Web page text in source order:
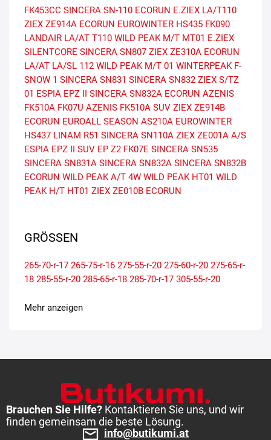
FK453CC SINCERA SN-110 ECORUN E.ZIEX LA/T110
ZIEX ZE914A ECORUN EUROWINTER HS435 FK090
LANDAIR LA/AT T110 WILD PEAK M/T MT01 E.ZIEX
SILENTCORE SINCERA SN807 ZIEX ZE310A ECORUN
LA/AT LA/SL 112 WILD PEAK M/T 01 WINTERPEAK F-
SNOW 1 SINCERA SN831 SINCERA SN832 ZIEX S/TZ
01 ESPIA EPZ II SINCERA SN832A ECORUN AZENIS
FK510A FK07U AZENIS FK510A SUV ZIEX ZE914B
ECORUN EUROALL SEASON AS210A EUROWINTER
HS437 LINAM R51 SINCERA SN110A ZIEX ZE001A A/S
ESPIA EPZ II SUV EP Z2 FK07E SINCERA SN535
SINCERA SN831A SINCERA SN832A SINCERA SN832B
ECORUN WILD PEAK A/T 4W WILD PEAK HT01 WILD
PEAK H/T HT01 ZIEX ZE010B ECORUN
GRÖSSEN
265-70-r-17 265-75-r-16 275-55-r-20 275-60-r-20 275-65-r-
18 285-55-r-20 285-65-r-18 285-70-r-17 305-55-r-20
Mehr anzeigen
Brauchen Sie Hilfe? Kontaktieren Sie uns, und wir
finden gemeinsam die beste Lösung.
info@butikumi.at